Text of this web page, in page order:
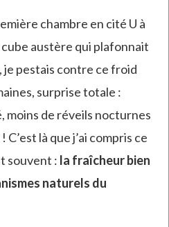
chambre en cité U à
austère qui plafonnait
je pestais contre ce froid
surprise totale :
moins de réveils nocturnes
là que j’ai compris ce
souvent : la fraîcheur bien
naturels du